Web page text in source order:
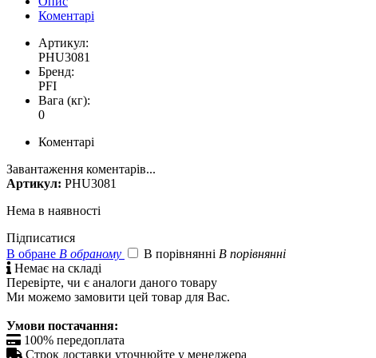
Коментарі
Артикул:
PHU3081
Бренд:
PFI
Вага (кг):
0
Коментарі
Завантаження коментарів...
Артикул: PHU3081
Нема в наявності
Підписатися
В обране В обраному В порівнянні В порівнянні
 Немає на складі
Перевірте, чи є аналоги даного товару
Ми можемо замовити цей товар для Вас.
Умови постачання:
 100% передоплата
 Строк доставки уточнюйте у менеджера